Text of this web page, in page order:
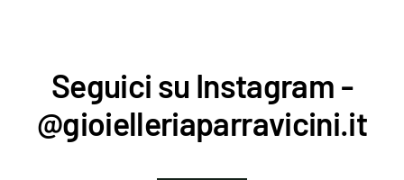
Seguici su Instagram -
@gioielleriaparravicini.it